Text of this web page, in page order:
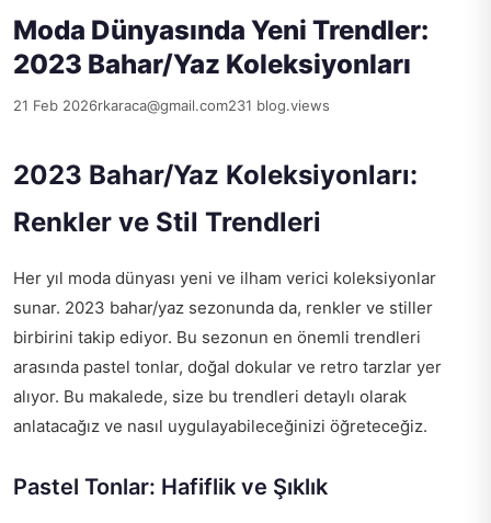
Moda Dünyasında Yeni Trendler:
2023 Bahar/Yaz Koleksiyonları
21 Feb 2026rkaraca@gmail.com231 blog.views
2023 Bahar/Yaz Koleksiyonları:
Renkler ve Stil Trendleri
Her yıl moda dünyası yeni ve ilham verici koleksiyonlar
sunar. 2023 bahar/yaz sezonunda da, renkler ve stiller
birbirini takip ediyor. Bu sezonun en önemli trendleri
arasında pastel tonlar, doğal dokular ve retro tarzlar yer
alıyor. Bu makalede, size bu trendleri detaylı olarak
anlatacağız ve nasıl uygulayabileceğinizi öğreteceğiz.
Pastel Tonlar: Hafiflik ve Şıklık